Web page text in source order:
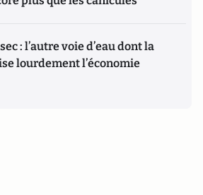
: l’autre voie d’eau dont la
lourdement l’économie